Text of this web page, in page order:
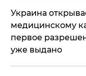
Украина
медицинскому
первое
уже выдано